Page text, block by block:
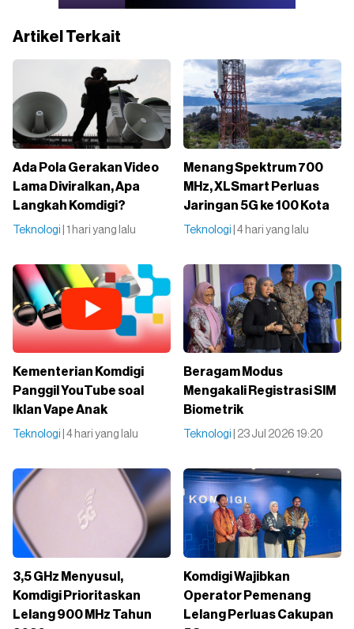
Artikel Terkait
Ada Pola Gerakan Video
Lama Diviralkan, Apa
Langkah Komdigi?
Teknologi | 1 hari yang lalu
Menang Spektrum 700
MHz, XLSmart Perluas
Jaringan 5G ke 100 Kota
Teknologi | 4 hari yang lalu
Kementerian Komdigi
Panggil YouTube soal
Iklan Vape Anak
Teknologi | 4 hari yang lalu
Beragam Modus
Mengakali Registrasi SIM
Biometrik
Teknologi | 23 Jul 2026 19:20
3,5 GHz Menyusul,
Komdigi Prioritaskan
Lelang 900 MHz Tahun
Komdigi Wajibkan
Operator Pemenang
Lelang Perluas Cakupan